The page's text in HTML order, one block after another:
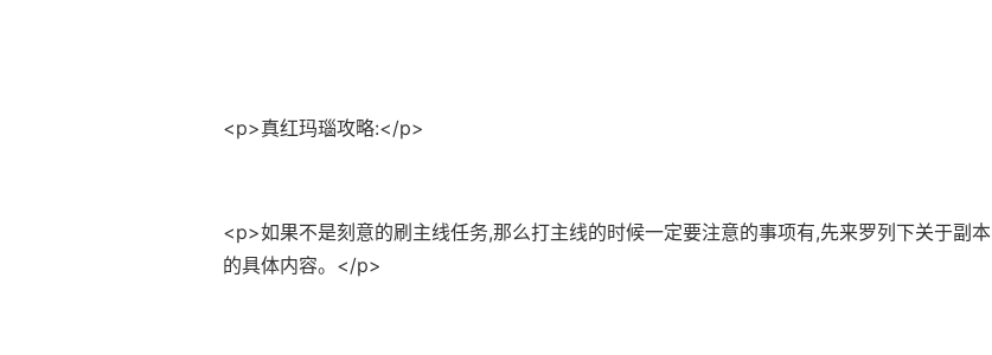
<p>真红玛瑙攻略:</p>
<p>如果不是刻意的刷主线任务,那么打主线的时候一定要注意的事项有,先来罗列下关于副本
的具体内容。</p>